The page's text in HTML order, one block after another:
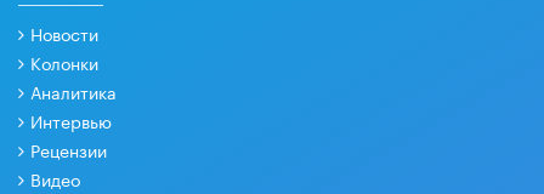
Новости
Колонки
Аналитика
Интервью
Рецензии
Видео